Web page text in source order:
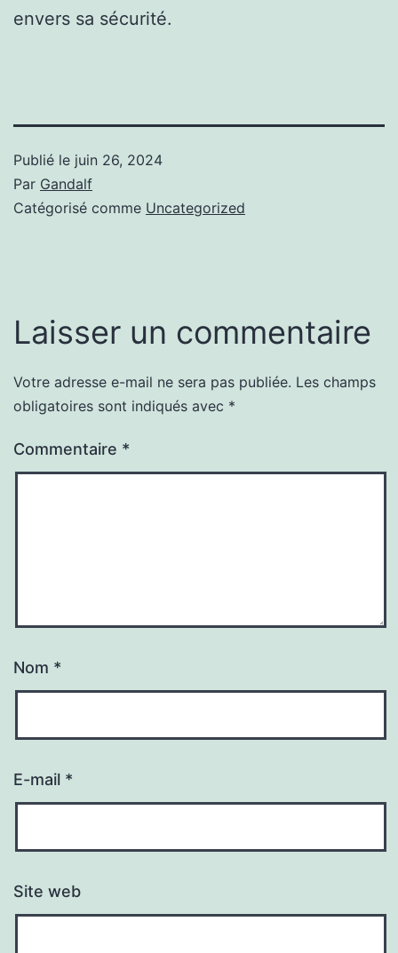
envers sa sécurité.
Publié le juin 26, 2024
Par Gandalf
Catégorisé comme Uncategorized
Laisser un commentaire
Votre adresse e-mail ne sera pas publiée. Les champs
obligatoires sont indiqués avec *
Commentaire *
Nom *
E-mail *
Site web